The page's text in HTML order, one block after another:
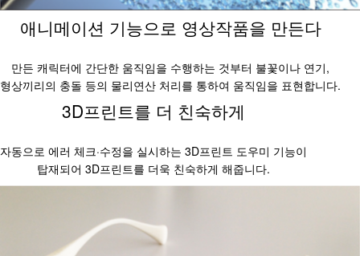
애니메이션 기능으로 영상작품을 만든다
만든 캐릭터에 간단한 움직임을 수행하는 것부터 불꽃이나 연기,
형상끼리의 충돌 등의 물리연산 처리를 통하여 움직임을 표현합니다.
3D프린트를 더 친숙하게
자동으로 에러 체크·수정을 실시하는 3D프린트 도우미 기능이
탑재되어 3D프린트를 더욱 친숙하게 해줍니다.